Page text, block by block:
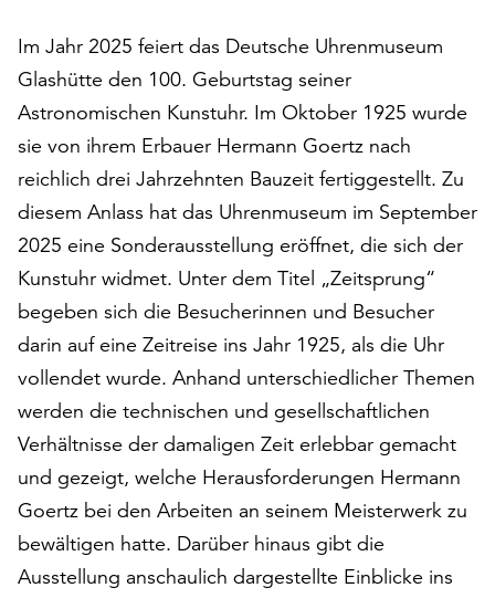
„Alle
akzeptieren“,
um
alle
Cookies
zu
akzeptieren.
Sie
können
Ihr
Einverständnis
jederzeit
ändern
und
widerrufen.
Dafür
steht
Ihnen
am
Ende
der
Seite
Im Jahr 2025 feiert das Deutsche Uhrenmuseum
Glashütte den 100. Geburtstag seiner
Astronomischen Kunstuhr. Im Oktober 1925 wurde
sie von ihrem Erbauer Hermann Goertz nach
reichlich drei Jahrzehnten Bauzeit fertiggestellt. Zu
diesem Anlass hat das Uhrenmuseum im September
2025 eine Sonderausstellung eröffnet, die sich der
Kunstuhr widmet. Unter dem Titel „Zeitsprung“
begeben sich die Besucherinnen und Besucher
darin auf eine Zeitreise ins Jahr 1925, als die Uhr
vollendet wurde. Anhand unterschiedlicher Themen
werden die technischen und gesellschaftlichen
Verhältnisse der damaligen Zeit erlebbar gemacht
und gezeigt, welche Herausforderungen Hermann
Goertz bei den Arbeiten an seinem Meisterwerk zu
bewältigen hatte. Darüber hinaus gibt die
Ausstellung anschaulich dargestellte Einblicke ins